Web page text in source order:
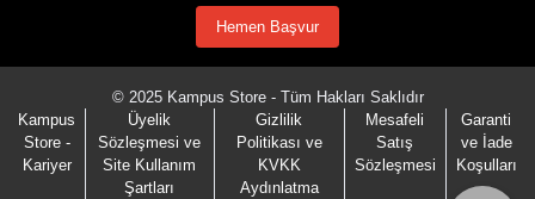
Hemen Başvur
© 2025 Kampus Store - Tüm Hakları Saklıdır
Kampus
Store -
Kariyer
Üyelik
Sözleşmesi ve
Site Kullanım
Şartları
Gizlilik
Politikası ve
KVKK
Aydınlatma
Mesafeli
Satış
Sözleşmesi
Garanti
ve İade
Koşulları